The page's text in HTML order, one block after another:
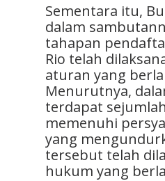
Sementara itu,
dalam
tahapan
Rio telah
aturan yang
Menurutnya,
terdapat
memenuhi
yang
tersebut telah
hukum yang